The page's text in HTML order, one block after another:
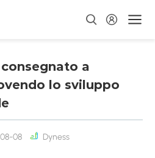
a
lo sviluppo
08 Dyness